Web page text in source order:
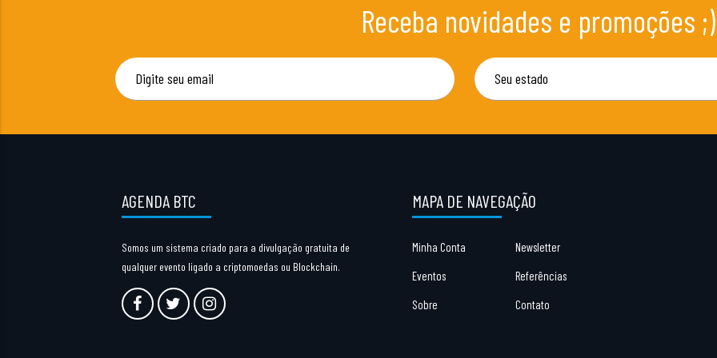
Receba novidades e promoções ;)
AGENDA BTC
Somos um sistema criado para a divulgação gratuita de
qualquer evento ligado a criptomoedas ou Blockchain.
MAPA DE NAVEGAÇÃO
Minha Conta
Newsletter
Eventos
Referências
Sobre
Contato